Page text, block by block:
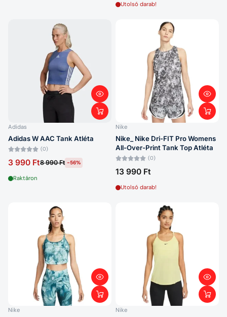
Utolsó darab!
Adidas
Adidas W AAC Tank Atléta
(0)
3 990 Ft8 990 Ft -56%
Raktáron
Nike
Nike_ Nike Dri-FIT Pro Womens
All-Over-Print Tank Top Atléta
(0)
13 990 Ft
Utolsó darab!
Nike Nike